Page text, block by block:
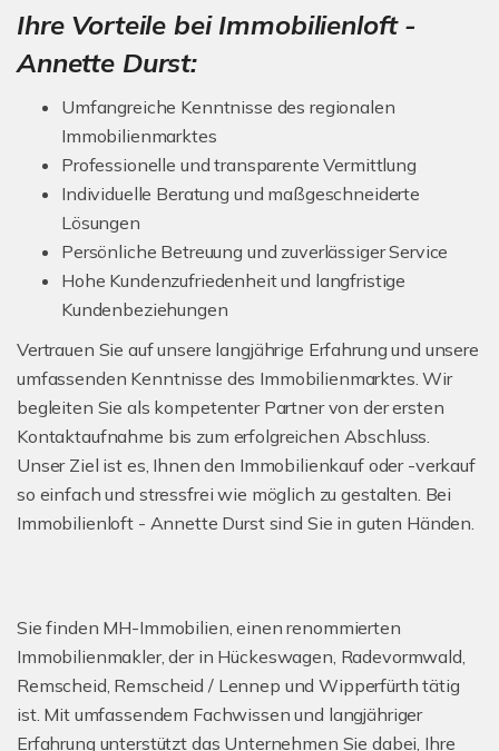
Ihre Vorteile bei Immobilienloft -
Annette Durst:
Umfangreiche Kenntnisse des regionalen
Immobilienmarktes
Professionelle und transparente Vermittlung
Individuelle Beratung und maßgeschneiderte
Lösungen
Persönliche Betreuung und zuverlässiger Service
Hohe Kundenzufriedenheit und langfristige
Kundenbeziehungen
Vertrauen Sie auf unsere langjährige Erfahrung und unsere
umfassenden Kenntnisse des Immobilienmarktes. Wir
begleiten Sie als kompetenter Partner von der ersten
Kontaktaufnahme bis zum erfolgreichen Abschluss.
Unser Ziel ist es, Ihnen den Immobilienkauf oder -verkauf
so einfach und stressfrei wie möglich zu gestalten. Bei
Immobilienloft - Annette Durst sind Sie in guten Händen.
Sie finden MH-Immobilien, einen renommierten
Immobilienmakler, der in Hückeswagen, Radevormwald,
Remscheid, Remscheid / Lennep und Wipperfürth tätig
ist. Mit umfassendem Fachwissen und langjähriger
Erfahrung unterstützt das Unternehmen Sie dabei, Ihre